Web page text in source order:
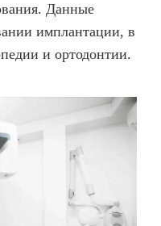
Данные
имплантации, в
и ортодонтии.